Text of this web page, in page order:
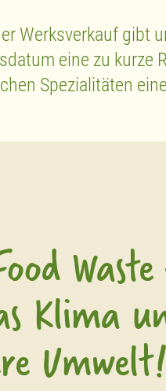
Werksverkauf gibt
eine zu kurze
Spezialitäten
Klima
Umwelt!